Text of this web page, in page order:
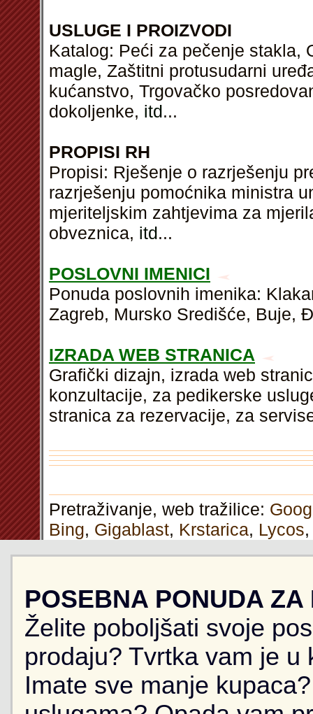
USLUGE I PROIZVODI
Katalog: Peći za pečenje stakla,
magle, Zaštitni protusudarni
kućanstvo, Trgovačko
dokoljenke, itd...
PROPISI RH
Propisi: Rješenje o razrješenju
razrješenju pomoćnika ministra
mjeriteljskim zahtjevima za
obveznica, itd...
POSLOVNI IMENICI
Ponuda poslovnih imenika:
Zagreb, Mursko Središće, Buje,
IZRADA WEB STRANICA
Grafički dizajn, izrada web
konzultacije, za pedikerske
stranica za rezervacije, za
Pretraživanje, web tražilice:
Bing, Gigablast, Krstarica, Lycos
POSEBNA PONUDA ZA
Želite poboljšati svoje
prodaju? Tvrtka vam je
Imate sve manje